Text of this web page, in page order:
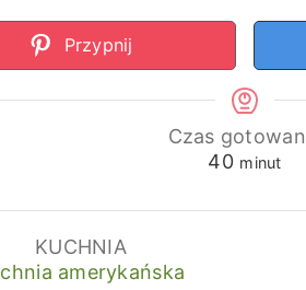
Przypnij
Czas
40minuty
minut
KUCHNIA
amerykańska